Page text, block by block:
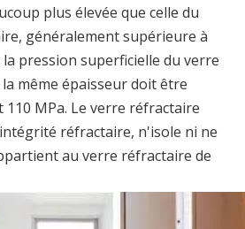
plus élevée que celle du
généralement supérieure à
la pression superficielle du verre
même épaisseur doit être
MPa. Le verre réfractaire
réfractaire, n'isole ni ne
au verre réfractaire de